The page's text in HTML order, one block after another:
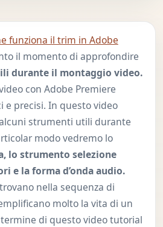
funziona il trim in Adobe
il momento di approfondire
durante il montaggio video.
con Adobe Premiere
e precisi. In questo video
strumenti utili durante
modo vedremo lo
lo strumento selezione
e la forma d’onda audio.
nella sequenza di
molto la vita di un
di questo video tutorial